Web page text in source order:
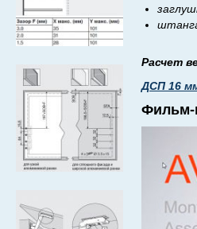
Расчет
ДСП 16
Фильм-